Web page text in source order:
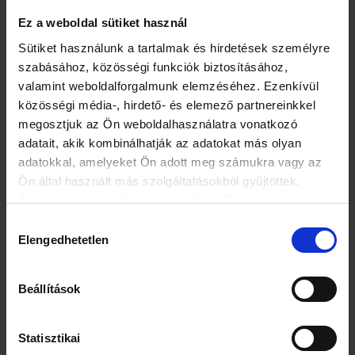
Ez a weboldal sütiket használ
Sütiket használunk a tartalmak és hirdetések személyre
szabásához, közösségi funkciók biztosításához,
valamint weboldalforgalmunk elemzéséhez. Ezenkívül
közösségi média-, hirdető- és elemező partnereinkkel
megosztjuk az Ön weboldalhasználatra vonatkozó
adatait, akik kombinálhatják az adatokat más olyan
adatokkal, amelyeket Ön adott meg számukra vagy az
Ön által használt más szolgáltatásokból gyűjtöttek.
Az adatkezelési tájékoztató elérhető itt.
kiválasztása
Elengedhetetlen
Beállítások
Statisztikai
Tehéntej allergia gyanúja esetén fontos a tüneti napló
vezetése, amiben feljegyezzük, hogy milyen ételek
fogyasztása után jelentkeztek a tünetek. A
diagnózishoz allergia-vérvizsgálatra is szükség van, a
vérben megemelkedett ellenanyag (IgE) szint igazolja az
allergiát.
Laktóz intolerancia gyanúja kapcsán hidrogén kilégzéses
tesztet végeznek. Adott mennyiségű vízben oldott tejcukor
fogyasztása után, megadott időközönként, több
alkalommal egy készülékbe kell lélegezni. A bélben nem
megfelelően lebomlott tejcukrot, az erjedési folyamatot
emelkedett hidrogén-gáz koncentráció jelzi, ez mutatható ki
a készülékkel.
vizsgálattal ellenőrizni, hogy a tejfehérje allergén melyik